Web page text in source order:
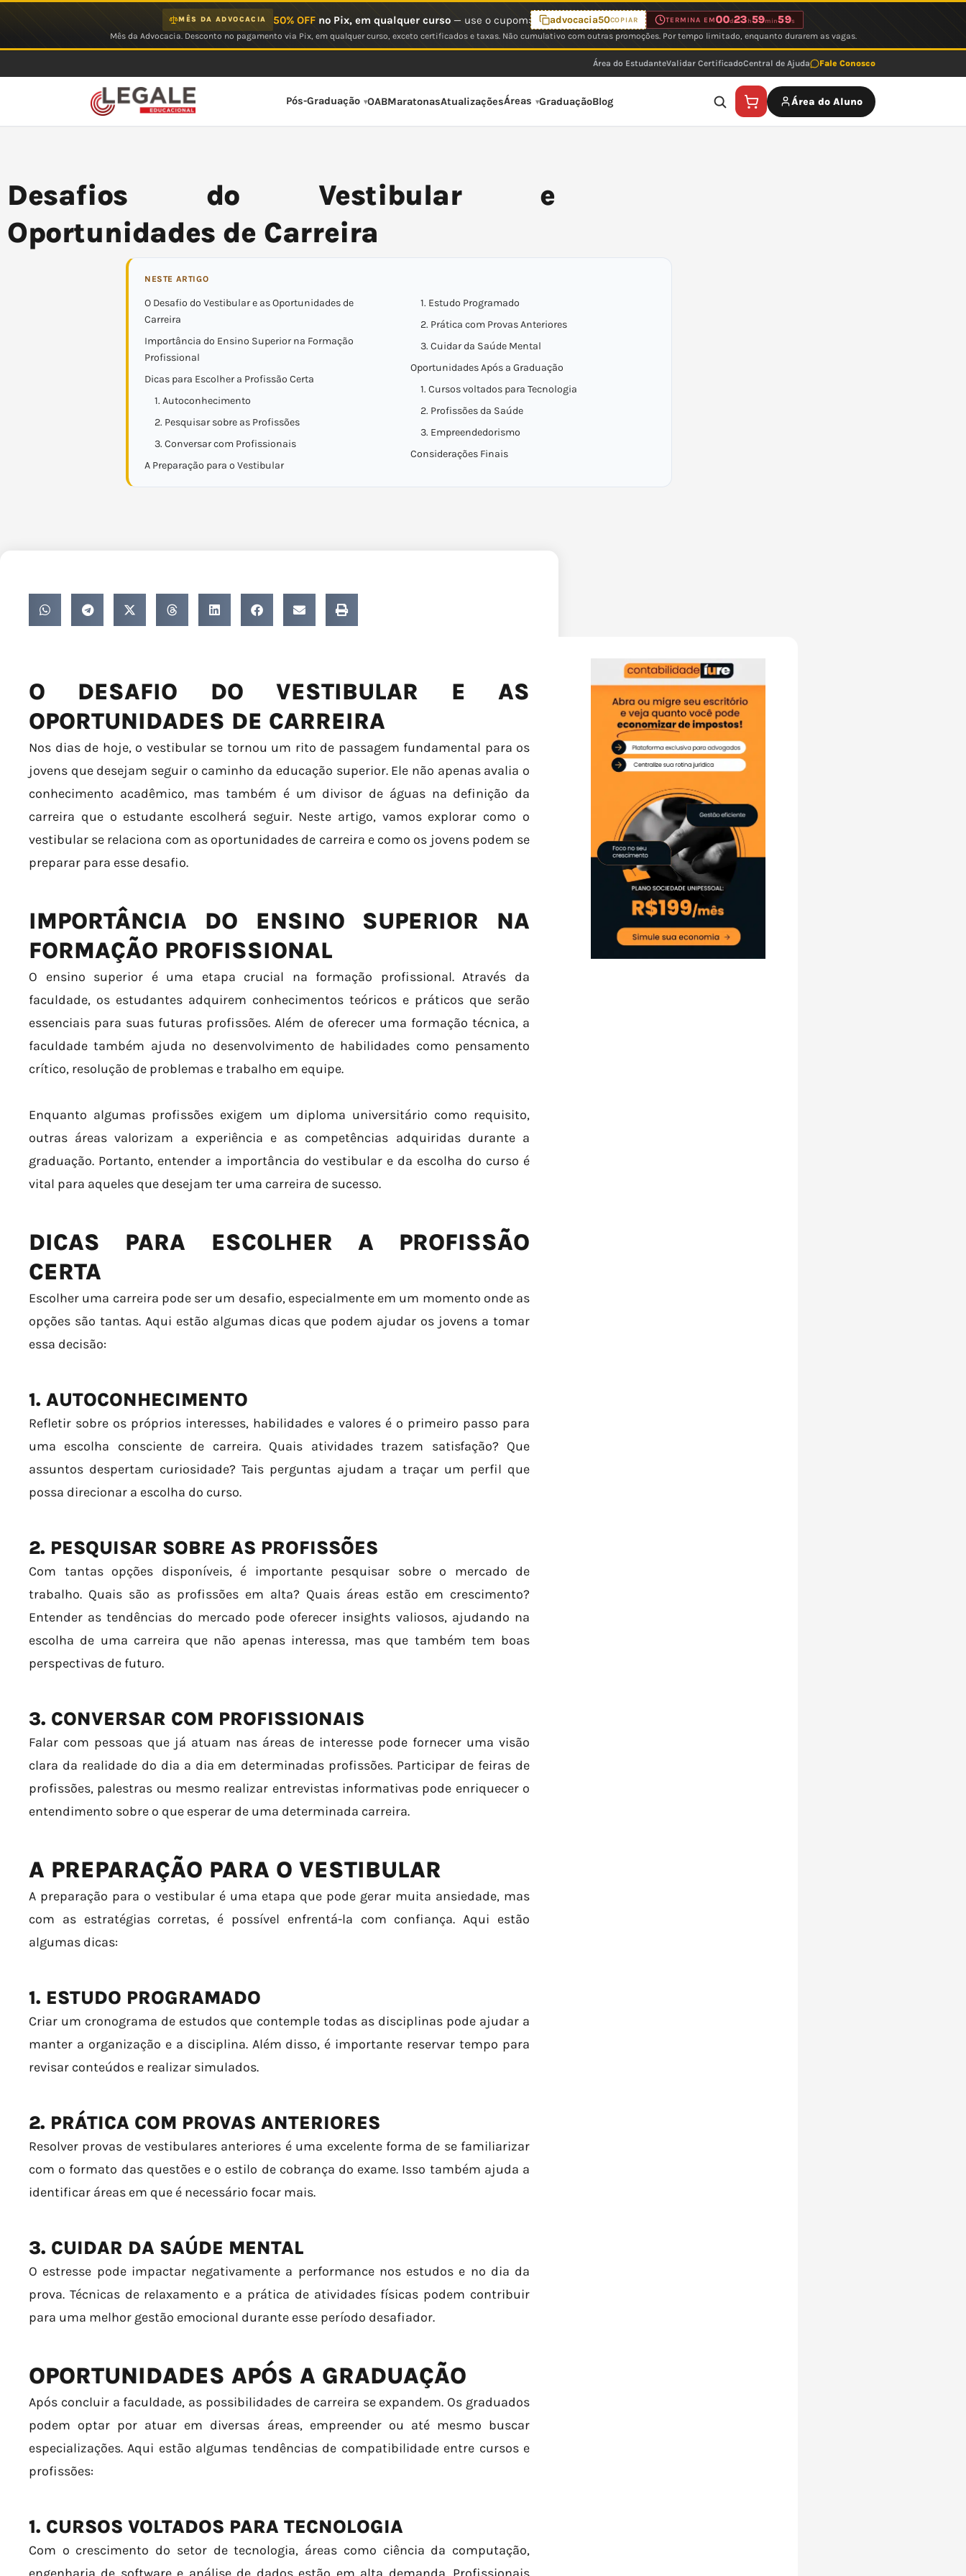
MÊS DA ADVOCACIA 50% OFFno Pix, em qualquer curso— use o cupom: advocacia50COPIAR TERMINA EM00d23 h59min59s
Mês da Advocacia. Desconto no pagamento via Pix, em qualquer curso, exceto certificados e taxas. Não cumulativo com outras promoções. Por tempo limitado, enquanto durarem as vagas.
Área do EstudanteValidar CertificadoCentral de Ajuda Fale Conosco
Pós-Graduação OABMaratonasAtualizaçõesÁreas GraduaçãoBlog Área do Aluno
Desafios do Vestibular e
Oportunidades de Carreira
NESTE ARTIGO
O Desafio do Vestibular e as Oportunidades de
Carreira
Importância do Ensino Superior na Formação
Profissional
Dicas para Escolher a Profissão Certa
1. Autoconhecimento
2. Pesquisar sobre as Profissões
3. Conversar com Profissionais
A Preparação para o Vestibular
1. Estudo Programado
2. Prática com Provas Anteriores
3. Cuidar da Saúde Mental
Oportunidades Após a Graduação
1. Cursos voltados para Tecnologia
2. Profissões da Saúde
3. Empreendedorismo
Considerações Finais
O DESAFIO DO VESTIBULAR E AS
OPORTUNIDADES DE CARREIRA
Nos dias de hoje, o vestibular se tornou um rito de passagem fundamental para os
jovens que desejam seguir o caminho da educação superior. Ele não apenas avalia o
conhecimento acadêmico, mas também é um divisor de águas na definição da
carreira que o estudante escolherá seguir. Neste artigo, vamos explorar como o
vestibular se relaciona com as oportunidades de carreira e como os jovens podem se
preparar para esse desafio.
IMPORTÂNCIA DO ENSINO SUPERIOR NA
FORMAÇÃO PROFISSIONAL
O ensino superior é uma etapa crucial na formação profissional. Através da
faculdade, os estudantes adquirem conhecimentos teóricos e práticos que serão
essenciais para suas futuras profissões. Além de oferecer uma formação técnica, a
faculdade também ajuda no desenvolvimento de habilidades como pensamento
crítico, resolução de problemas e trabalho em equipe.
Enquanto algumas profissões exigem um diploma universitário como requisito,
outras áreas valorizam a experiência e as competências adquiridas durante a
graduação. Portanto, entender a importância do vestibular e da escolha do curso é
vital para aqueles que desejam ter uma carreira de sucesso.
DICAS PARA ESCOLHER A PROFISSÃO
CERTA
Escolher uma carreira pode ser um desafio, especialmente em um momento onde as
opções são tantas. Aqui estão algumas dicas que podem ajudar os jovens a tomar
essa decisão:
1. AUTOCONHECIMENTO
Refletir sobre os próprios interesses, habilidades e valores é o primeiro passo para
uma escolha consciente de carreira. Quais atividades trazem satisfação? Que
assuntos despertam curiosidade? Tais perguntas ajudam a traçar um perfil que
possa direcionar a escolha do curso.
2. PESQUISAR SOBRE AS PROFISSÕES
Com tantas opções disponíveis, é importante pesquisar sobre o mercado de
trabalho. Quais são as profissões em alta? Quais áreas estão em crescimento?
Entender as tendências do mercado pode oferecer insights valiosos, ajudando na
escolha de uma carreira que não apenas interessa, mas que também tem boas
perspectivas de futuro.
3. CONVERSAR COM PROFISSIONAIS
Falar com pessoas que já atuam nas áreas de interesse pode fornecer uma visão
clara da realidade do dia a dia em determinadas profissões. Participar de feiras de
profissões, palestras ou mesmo realizar entrevistas informativas pode enriquecer o
entendimento sobre o que esperar de uma determinada carreira.
A PREPARAÇÃO PARA O VESTIBULAR
A preparação para o vestibular é uma etapa que pode gerar muita ansiedade, mas
com as estratégias corretas, é possível enfrentá-la com confiança. Aqui estão
algumas dicas:
1. ESTUDO PROGRAMADO
Criar um cronograma de estudos que contemple todas as disciplinas pode ajudar a
manter a organização e a disciplina. Além disso, é importante reservar tempo para
revisar conteúdos e realizar simulados.
2. PRÁTICA COM PROVAS ANTERIORES
Resolver provas de vestibulares anteriores é uma excelente forma de se familiarizar
com o formato das questões e o estilo de cobrança do exame. Isso também ajuda a
identificar áreas em que é necessário focar mais.
3. CUIDAR DA SAÚDE MENTAL
O estresse pode impactar negativamente a performance nos estudos e no dia da
prova. Técnicas de relaxamento e a prática de atividades físicas podem contribuir
para uma melhor gestão emocional durante esse período desafiador.
OPORTUNIDADES APÓS A GRADUAÇÃO
Após concluir a faculdade, as possibilidades de carreira se expandem. Os graduados
podem optar por atuar em diversas áreas, empreender ou até mesmo buscar
especializações. Aqui estão algumas tendências de compatibilidade entre cursos e
profissões:
1. CURSOS VOLTADOS PARA TECNOLOGIA
Com o crescimento do setor de tecnologia, áreas como ciência da computação,
engenharia de software e análise de dados estão em alta demanda. Profissionais